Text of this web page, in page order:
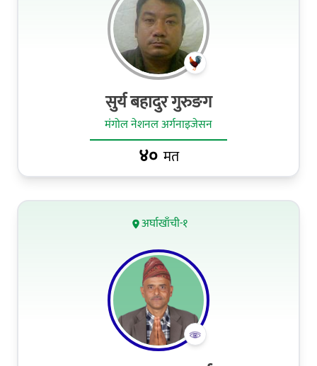
सुर्य बहादुर गुरुङग
मंगोल नेशनल अर्गनाइजेसन
४० मत
अर्घाखाँची-१